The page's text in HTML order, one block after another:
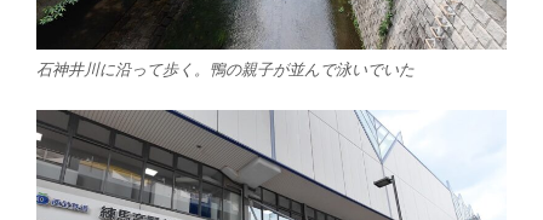
石神井川に沿って歩く。鴨の親子が並んで泳いでいた